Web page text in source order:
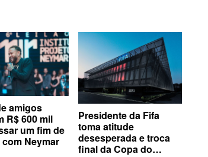
amigos
R$ 600 mil
um fim de
Neymar
Presidente da Fifa
toma atitude
desesperada e troca
final da Copa do